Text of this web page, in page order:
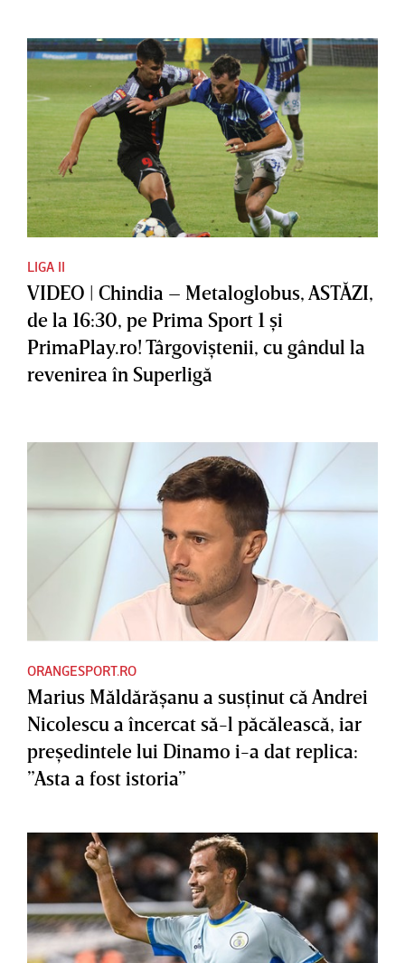
LIGA II
VIDEO | Chindia – Metaloglobus, ASTĂZI,
de la 16:30, pe Prima Sport 1 şi
PrimaPlay.ro! Târgoviştenii, cu gândul la
revenirea în Superligă
ORANGESPORT.RO
Marius Măldărăşanu a susţinut că Andrei
Nicolescu a încercat să-l păcălească, iar
preşedintele lui Dinamo i-a dat replica:
”Asta a fost istoria”